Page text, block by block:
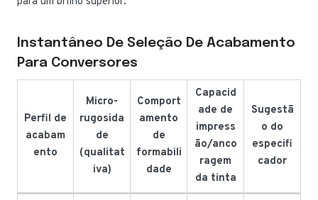
Instantâneo De Seleção De Acabamento
Para Conversores
Perfil de
acabam
ento
Micro-
rugosida
de
(qualitat
iva)
Comport
amento
de
formabili
dade
Capacid
ade de
impress
ão/anco
ragem
da tinta
Sugestã
o do
especifi
cador